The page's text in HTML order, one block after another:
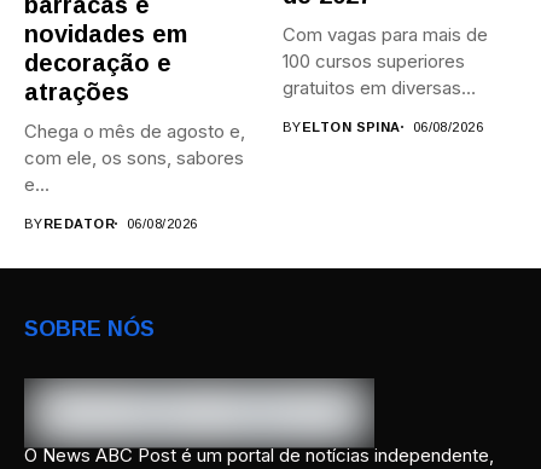
novidades em
decoração e
atrações
Chega o mês de agosto e,
com ele, os sons, sabores
e...
BYREDATOR 06/08/2026
Com vagas para mais de
100 cursos superiores
gratuitos em diversas
BYELTON SPINA 06/08/2026
SOBRE NÓS
O News ABC Post é um portal de notícias independente,